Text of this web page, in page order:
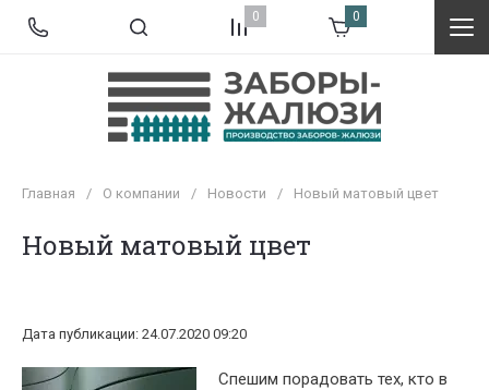
0 0
Главная / О компании / Новости / Новый матовый цвет
Новый матовый цвет
Дата публикации: 24.07.2020 09:20
Спешим порадовать тех, кто в